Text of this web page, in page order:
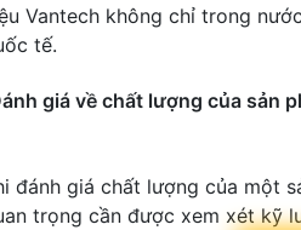
Vantech không chỉ trong
tế.
giá về chất lượng của sản
đánh giá chất lượng của một
trọng cần được xem xét kỹ